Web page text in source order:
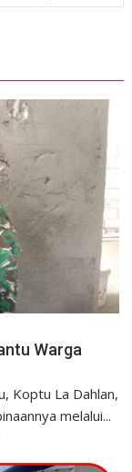
Warga
Koptu La Dahlan,
melalui...